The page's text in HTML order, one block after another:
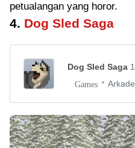
petualangan yang horor.
4. Dog Sled Saga
Dog Sled Saga
Games Arkade